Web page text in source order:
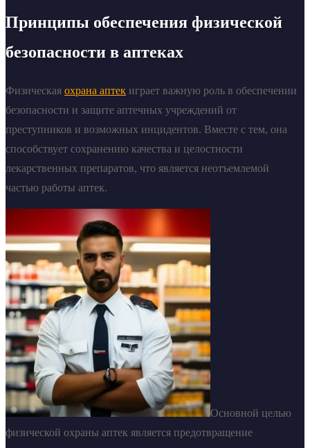
Принципы обеспечения физической
безопасности в аптеках
Физическая охрана аптек играет важную роль в обеспечении
безопасности и защите аптечных учреждений от
преступников и возможных инцидентов. Вместе с тем, она
способствует сохранению качества и целостности
лекарственных препаратов, что является неотъемлемой
частью работы аптек.
Основной целью
физической охраны аптек является предотвращение